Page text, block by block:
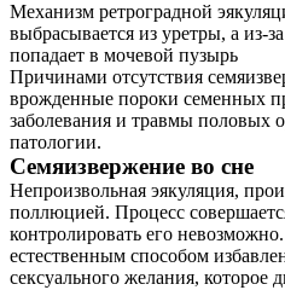
Механизм ретроградной
выбрасывается из уретры, а из-
попадает в мочевой пузырь
Причинами отсутствия
врожденные пороки семенных
заболевания и травмы половых
патологии.
Семяизвержение во сне
Непроизвольная эякуляция,
поллюцией. Процесс
контролировать его
естественным способом
сексуального желания, которое